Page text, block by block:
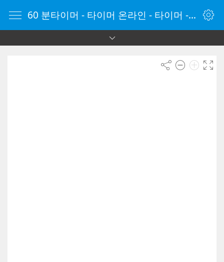
60 분타이머 - 타이머 온라인 - 타이머 - 온라인 타이머 - Timer